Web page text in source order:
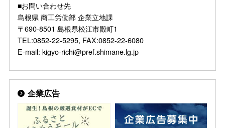
■お問い合わせ先
島根県 商工労働部 企業立地課
〒690-8501 島根県松江市殿町1
TEL:0852-22-5295, FAX:0852-22-6080
E-mail: kigyo-richi@pref.shimane.lg.jp
企業広告